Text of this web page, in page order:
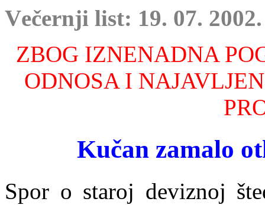
Večernji list: 19. 07. 2002.
ZBOG IZNENADNA
ODNOSA I
Kučan zamalo
Spor o staroj deviznoj